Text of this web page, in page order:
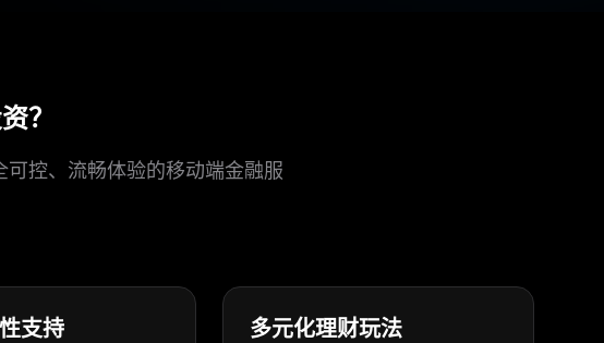
？
控、流畅体验的移动端金融服
支持 多元化理财玩法